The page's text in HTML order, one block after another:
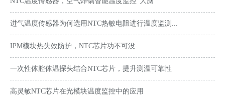
进气温度传感器为何选用NTC热敏电阻进行温度监测...
IPM模块热失效防护，NTC芯片功不可没
一次性体腔体温探头结合NTC芯片，提升测温可靠性
高灵敏NTC芯片在光模块温度监控中的应用